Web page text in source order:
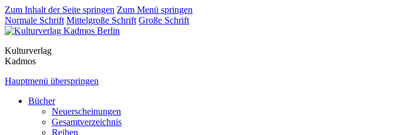
Zum Inhalt der Seite springen Zum Menü springen
Normale Schrift Mittelgroße Schrift Große Schrift
Kulturverlag
Kadmos
Hauptmenü überspringen
Bücher
Neuerscheinungen
Gesamtverzeichnis
Reihen